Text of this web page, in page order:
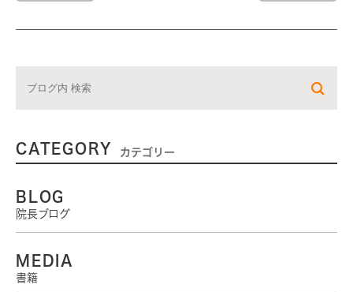
CATEGORY カテゴリー
BLOG
院長ブログ
MEDIA
書籍